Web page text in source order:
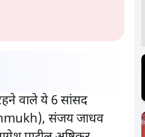
वाले ये 6 सांसद
संजय जाधव